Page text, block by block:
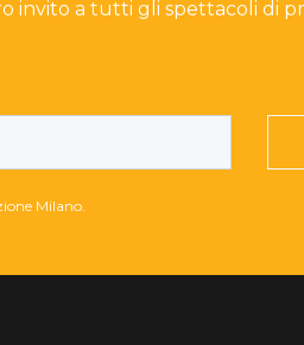
invito a tutti gli spettacoli di
Milano.